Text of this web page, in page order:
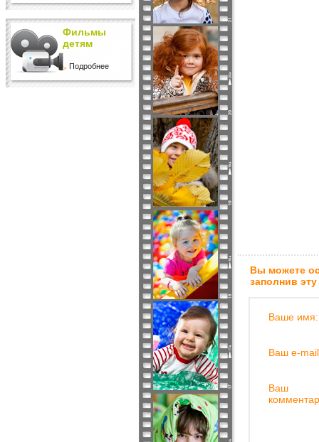
Фильмы
детям
Подробнее
Вы можете
заполнив
Ваше имя:
Ваш e-
Ваш